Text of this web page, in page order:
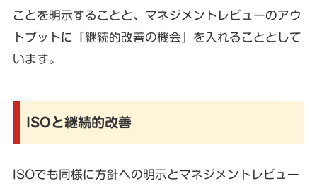
ことを明示することと、マネジメントレビューのアウ
トプットに「継続的改善の機会」を入れることとして
います。
ISOと継続的改善
ISOでも同様に方針への明示とマネジメントレビュー